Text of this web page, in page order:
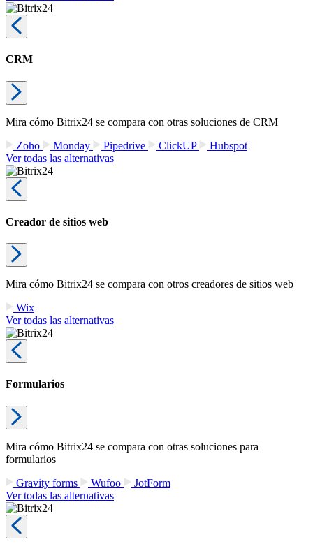
CRM
Mira cómo Bitrix24 se compara con otras soluciones de CRM
Zoho
Monday Pipedrive ClickUP
Hubspot
Ver todas las alternativas
Creador de sitios web
Mira cómo Bitrix24 se compara con otros creadores de sitios web
Wix
Ver todas las alternativas
Formularios
Mira cómo Bitrix24 se compara con otras soluciones para
formularios
Gravity forms
Wufoo
JotForm
Ver todas las alternativas